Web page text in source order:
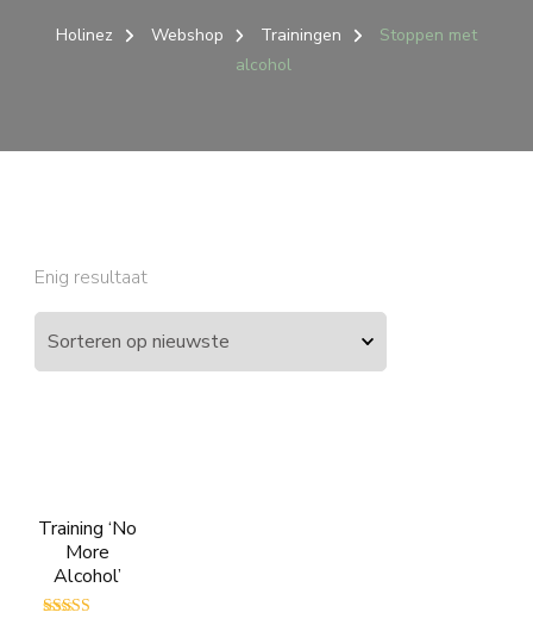
Holinez Webshop Trainingen
Stoppen met
alcohol
Enig resultaat
Training ‘No
More
Alcohol’